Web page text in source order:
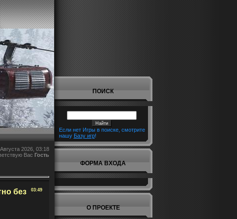
2026, 03:18
Вас Гость
03:49
без
ПОИСК
Если нет Игры в поиске, смотрите
нашу Базу игр!
ФОРМА ВХОДА
О ПРОЕКТЕ